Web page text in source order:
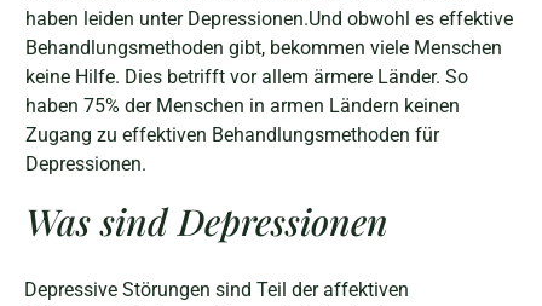
haben leiden unter Depressionen.Und obwohl es effektive
Behandlungsmethoden gibt, bekommen viele Menschen
keine Hilfe. Dies betrifft vor allem ärmere Länder. So
haben 75% der Menschen in armen Ländern keinen
Zugang zu effektiven Behandlungsmethoden für
Depressionen.
Was sind Depressionen
Depressive Störungen sind Teil der affektiven